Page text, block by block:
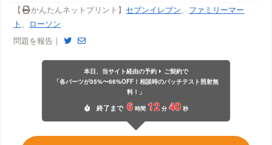
【
かんたんネットプリント】 セブンイレブン
ファミリーマー
ト
ローソン
問題を報告｜
本日、当サイト経由の予約
ご契約で
「各パーツが35%〜66%OFF！相談時のパッチテスト照射無
料！」
終了 まで 6 時間 12 分 39 秒